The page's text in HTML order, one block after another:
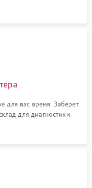
для вас время. Заберет
для диагностики.